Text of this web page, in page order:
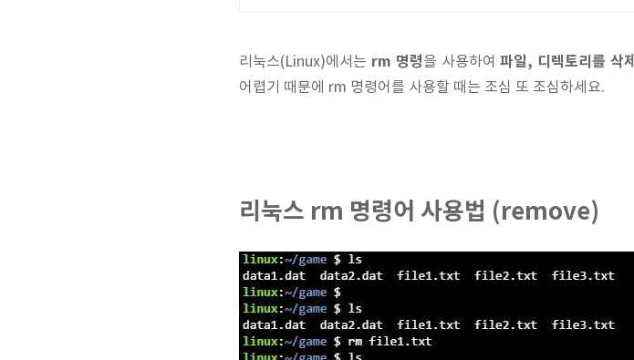
리눅스(Linux)에서는 rm 명령을 사용하여파일, 디렉토리를 삭제
어렵기 때문에 rm 명령어를 사용할 때는 조심 또 조심하세요.
리눅스 rm 명령어 사용법 (remove)